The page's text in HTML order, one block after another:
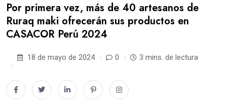
Por primera vez, más de 40 artesanos de
Ruraq maki ofrecerán sus productos en
CASACOR Perú 2024
18 de mayo de 2024 0 3 mins. de lectura